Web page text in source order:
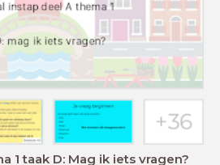
1 taak D: Mag ik iets vragen?